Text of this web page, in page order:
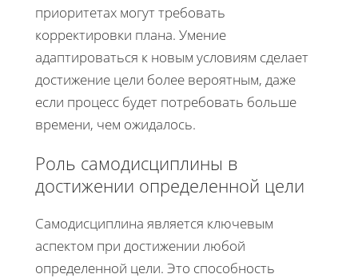
приоритетах могут требовать
корректировки плана. Умение
адаптироваться к новым условиям сделает
достижение цели более вероятным, даже
если процесс будет потребовать больше
времени, чем ожидалось.
Роль самодисциплины в
достижении определенной цели
Самодисциплина является ключевым
аспектом при достижении любой
определенной цели. Это способность